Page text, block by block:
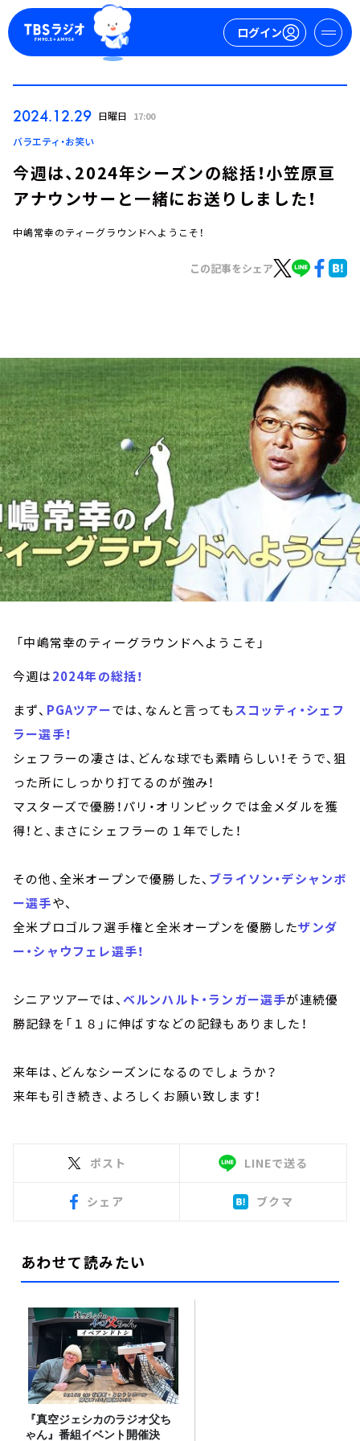
ログイン
ログイン
お知らせ
イベント・グッズ
YouTube
会社情報
2024.12.29 日曜日 17:00
バラエティ・お笑い
今週は、2024年シーズンの総括！小笠原亘
アナウンサーと一緒にお送りしました！
中嶋常幸のティーグラウンドへようこそ！
この記事をシェア
「中嶋常幸のティーグラウンドへようこそ」
今週は2024年の総括！
まず、 PGAツアーでは、なんと言ってもスコッティ・シェフ
ラー選手！
シェフラーの凄さは、どんな球でも素晴らしい！そうで、狙
った所にしっかり打てるのが強み！
マスターズで優勝！パリ・オリンピックでは金メダルを獲
得！と、まさにシェフラーの１年でした！
その他、全米オープンで優勝した、 ブライソン・デシャンボ
ー選手や、
全米プロゴルフ選手権と全米オープンを優勝したザンダ
ー・シャウフェレ選手！
シニアツアーでは、ベルンハルト・ランガー選手が連続優
勝記録を「１８」に伸ばすなどの記録もありました！
来年は、どんなシーズンになるのでしょうか？
来年も引き続き、よろしくお願い致します！
ポスト LINEで送る
シェア ブクマ
あわせて読みたい
『真空ジェシカのラジオ父ち
ゃん』番組イベント開催決